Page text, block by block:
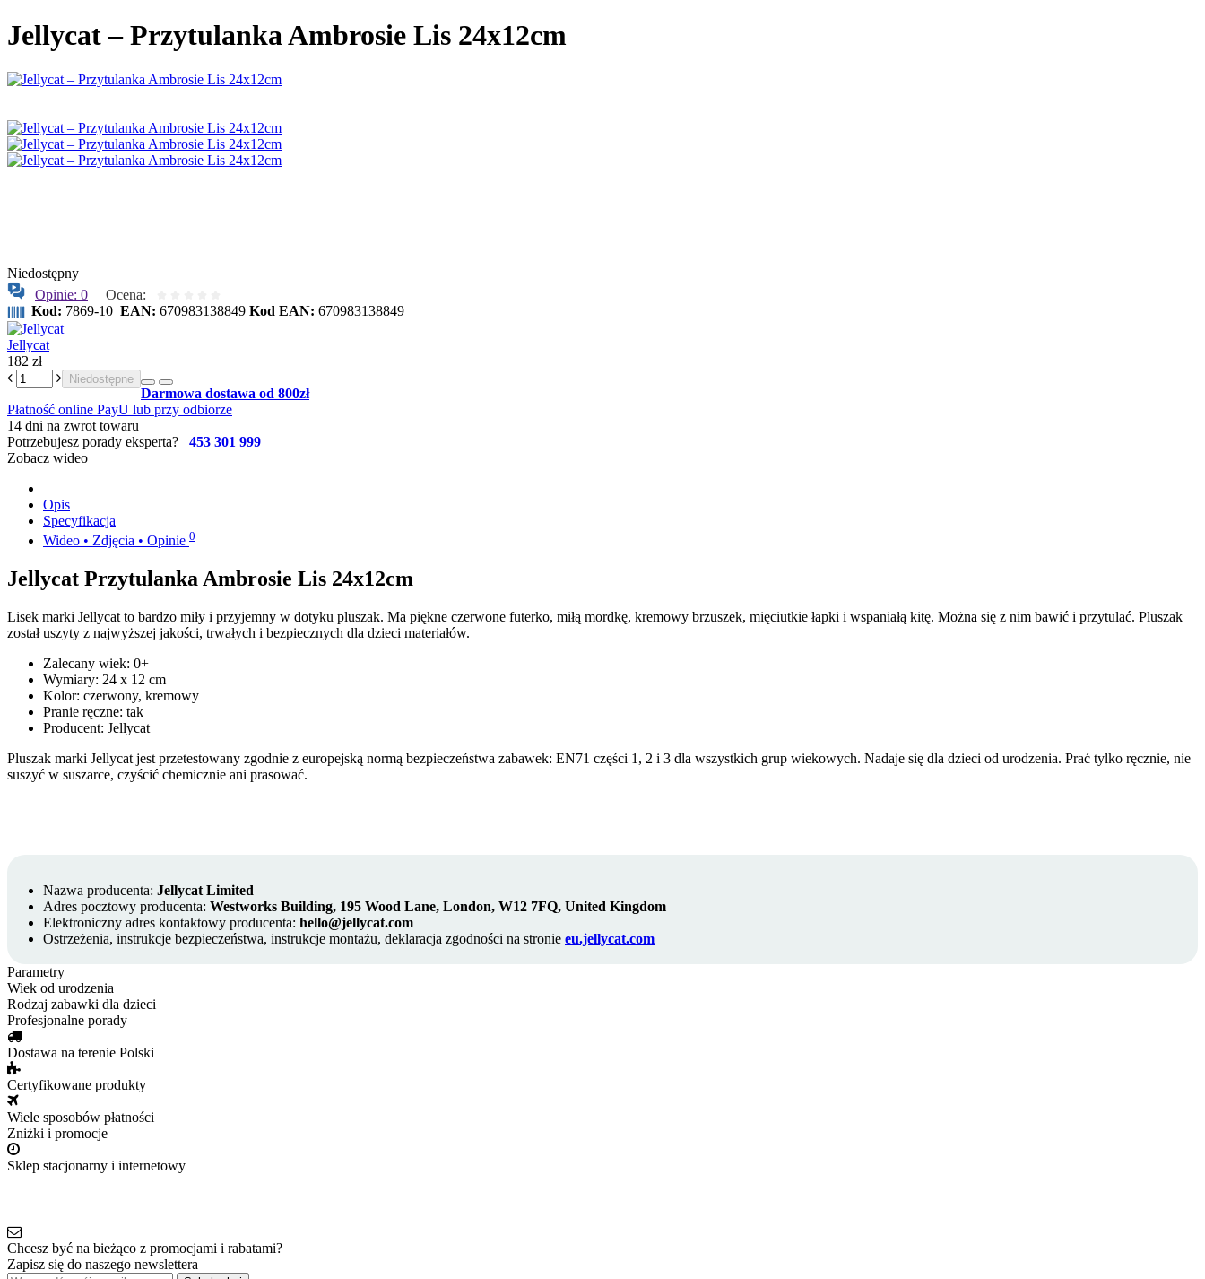
Jellycat – Przytulanka Ambrosie Lis 24x12cm
Niedostępny
Opinie: 0
Ocena:
Kod: 7869-10 EAN: 670983138849 Kod EAN: 670983138849
Jellycat
182 zł
Niedostępne
Darmowa dostawa od 800zł
Płatność online PayU lub przy odbiorze
14 dni na zwrot towaru
Potrzebujesz porady eksperta? 453 301 999
Zobacz wideo
Opis
Specyfikacja
Wideo • Zdjęcia • Opinie 0
Jellycat Przytulanka Ambrosie Lis 24x12cm
Lisek marki Jellycat to bardzo miły i przyjemny w dotyku pluszak. Ma piękne czerwone futerko, miłą mordkę, kremowy brzuszek, mięciutkie łapki i wspaniałą kitę. Można się z nim bawić i przytulać. Pluszak
został uszyty z najwyższej jakości, trwałych i bezpiecznych dla dzieci materiałów.
Zalecany wiek: 0+
Wymiary: 24 x 12 cm
Kolor: czerwony, kremowy
Pranie ręczne: tak
Producent: Jellycat
Pluszak marki Jellycat jest przetestowany zgodnie z europejską normą bezpieczeństwa zabawek: EN71 części 1, 2 i 3 dla wszystkich grup wiekowych. Nadaje się dla dzieci od urodzenia. Prać tylko ręcznie, nie
suszyć w suszarce, czyścić chemicznie ani prasować.
Nazwa producenta: Jellycat Limited
Adres pocztowy producenta: Westworks Building, 195 Wood Lane, London, W12 7FQ, United Kingdom
Elektroniczny adres kontaktowy producenta: hello@jellycat.com
Ostrzeżenia, instrukcje bezpieczeństwa, instrukcje montażu, deklaracja zgodności na stronie eu.jellycat.com
Parametry
Wiek od urodzenia
Rodzaj zabawki dla dzieci
Profesjonalne porady
Dostawa na terenie Polski
Certyfikowane produkty
Wiele sposobów płatności
Zniżki i promocje
Sklep stacjonarny i internetowy
Chcesz być na bieżąco z promocjami i rabatami?
Zapisz się do naszego newslettera